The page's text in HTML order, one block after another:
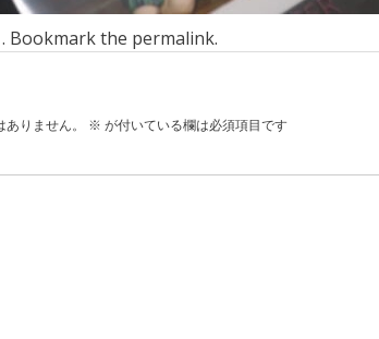
Bookmark the permalink.
りません。
※ が付いている欄は必須項目です